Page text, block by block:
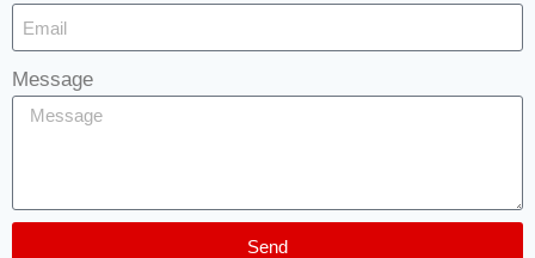
Message
Send